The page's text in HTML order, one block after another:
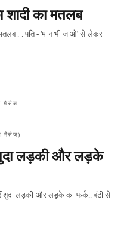
शादी का मतलब
. . पति - 'मान भी जाओ' से लेकर
मैसेज
मैसेज)
लड़की और लड़के
लड़की और लड़के का फर्क.. बंटी से